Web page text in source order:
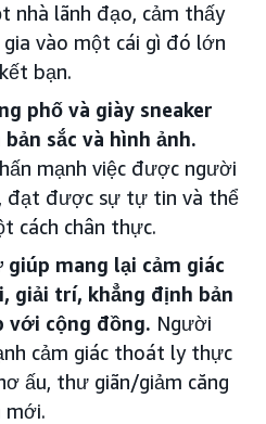
nhà lãnh đạo, cảm thấy
vào một cái gì đó lớn
bạn.
phố và giày sneaker
sắc và hình ảnh.
mạnh việc được người
đạt được sự tự tin và thể
cách chân thực.
mang lại cảm giác
giải trí, khẳng định bản
với cộng đồng. Người
cảm giác thoát ly thực
ấu, thư giãn/giảm căng
mới.